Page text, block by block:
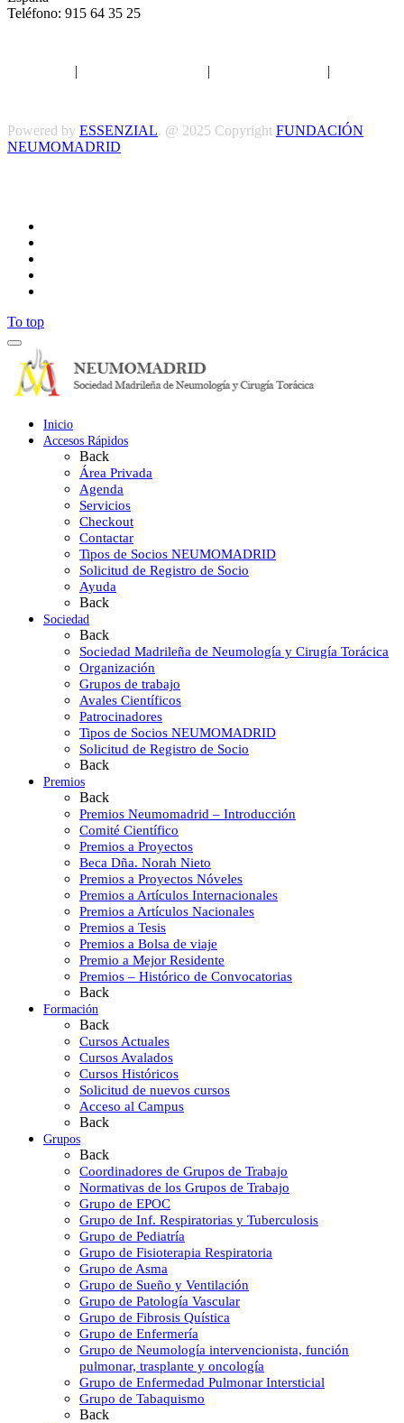
Teléfono: 915 64 35 25
| | |
Powered by ESSENZIAL. @ 2025 Copyright FUNDACIÓN
NEUMOMADRID
To top
Inicio
Accesos Rápidos
Back
Área Privada
Agenda
Servicios
Checkout
Contactar
Tipos de Socios NEUMOMADRID
Solicitud de Registro de Socio
Ayuda
Back
Sociedad
Back
Sociedad Madrileña de Neumología y Cirugía Torácica
Organización
Grupos de trabajo
Avales Científicos
Patrocinadores
Tipos de Socios NEUMOMADRID
Solicitud de Registro de Socio
Back
Premios
Back
Premios Neumomadrid – Introducción
Comité Científico
Premios a Proyectos
Beca Dña. Norah Nieto
Premios a Proyectos Nóveles
Premios a Artículos Internacionales
Premios a Artículos Nacionales
Premios a Tesis
Premios a Bolsa de viaje
Premio a Mejor Residente
Premios – Histórico de Convocatorias
Back
Formación
Back
Cursos Actuales
Cursos Avalados
Cursos Históricos
Solicitud de nuevos cursos
Acceso al Campus
Back
Grupos
Back
Coordinadores de Grupos de Trabajo
Normativas de los Grupos de Trabajo
Grupo de EPOC
Grupo de Inf. Respiratorias y Tuberculosis
Grupo de Pediatría
Grupo de Fisioterapia Respiratoria
Grupo de Asma
Grupo de Sueño y Ventilación
Grupo de Patología Vascular
Grupo de Fibrosis Quística
Grupo de Enfermería
Grupo de Neumología intervencionista, función
pulmonar, trasplante y oncología
Grupo de Enfermedad Pulmonar Intersticial
Grupo de Tabaquismo
Back